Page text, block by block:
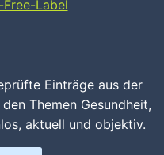
Einträge aus der
Themen Gesundheit,
aktuell und objektiv.